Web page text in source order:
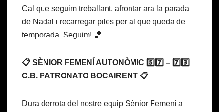
Cal que seguim treballant, afrontar ara la parada
de Nadal i recarregar piles per al que queda de
temporada. Seguim! 🏀
📋 SÈNIOR FEMENÍ AUTONÒMIC 5️⃣7️⃣ – 7️⃣3️⃣
C.B. PATRONATO BOCAIRENT 📋
Dura derrota del nostre equip Sènior Femení a